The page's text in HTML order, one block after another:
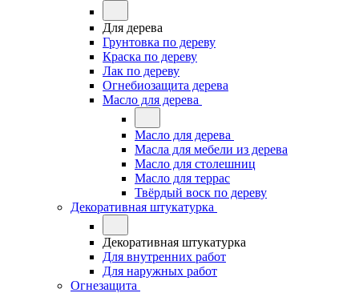
Для дерева
Грунтовка по дереву
Краска по дереву
Лак по дереву
Огнебиозащита дерева
Масло для дерева
Масло для дерева
Масла для мебели из дерева
Масло для столешниц
Масло для террас
Твёрдый воск по дереву
Декоративная штукатурка
Декоративная штукатурка
Для внутренних работ
Для наружных работ
Огнезащита